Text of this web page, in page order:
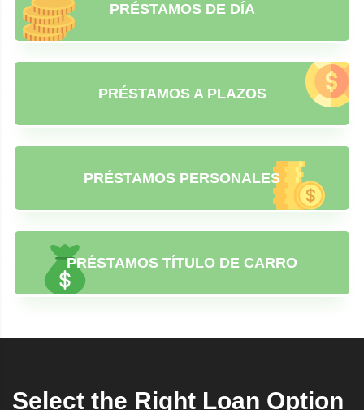
PRÉSTAMOS DE DÍA
PRÉSTAMOS A PLAZOS
PRÉSTAMOS PERSONALES
PRÉSTAMOS TÍTULO DE CARRO
Select the Right Loan Option